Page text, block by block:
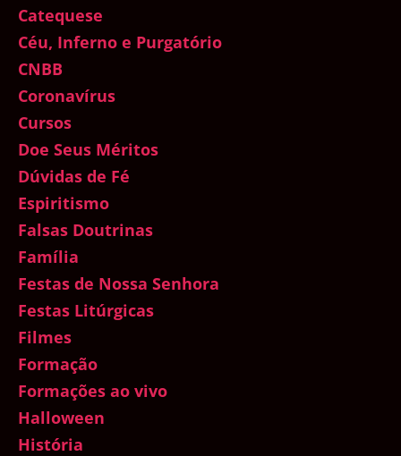
Catequese
Céu, Inferno e Purgatório
CNBB
Coronavírus
Cursos
Doe Seus Méritos
Dúvidas de Fé
Espiritismo
Falsas Doutrinas
Família
Festas de Nossa Senhora
Festas Litúrgicas
Filmes
Formação
Formações ao vivo
Halloween
História